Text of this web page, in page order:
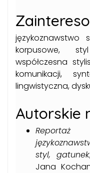
językoznawstwo
korpusowe,
współczesna
komunikacji,
lingwistyczna,
Autorskie
styl, gatunek
Jana